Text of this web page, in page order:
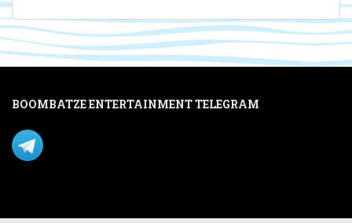
BOOMBATZE ENTERTAINMENT TELEGRAM